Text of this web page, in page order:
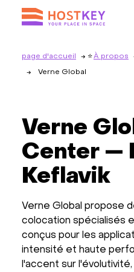
page d'accueil À propos
Verne Global
Verne
Center —
Keflavik
Verne Global propose
colocation spécialisés
conçus pour les
intensité et haute
l'accent sur